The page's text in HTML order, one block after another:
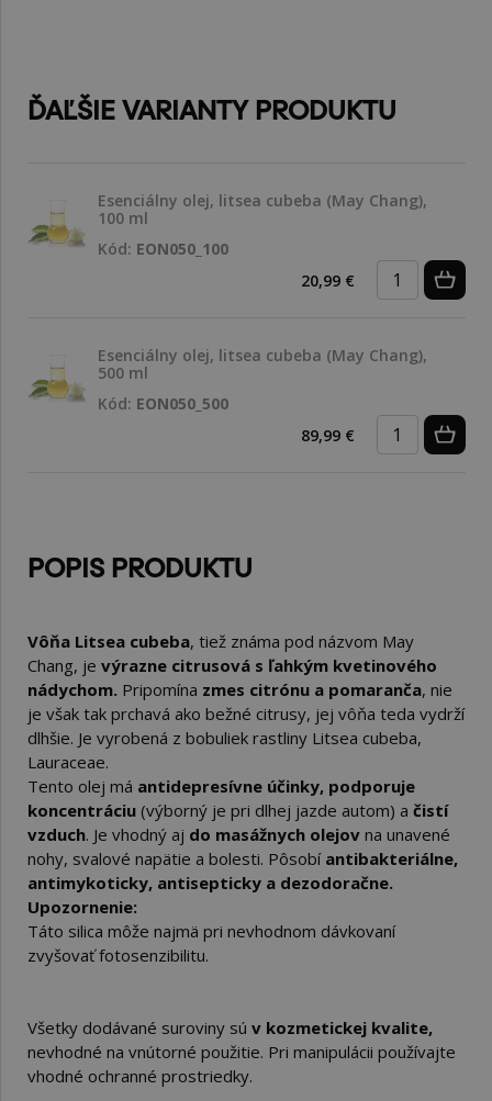
ĎAĽŠIE VARIANTY PRODUKTU
Esenciálny olej, litsea cubeba (May Chang),
100 ml
Kód: EON050_100
20,99 €
Esenciálny olej, litsea cubeba (May Chang),
500 ml
Kód: EON050_500
89,99 €
POPIS PRODUKTU
Vôňa Litsea cubeba, tiež známa pod názvom May
Chang, je výrazne citrusová s ľahkým kvetinového
nádychom. Pripomína zmes citrónu a pomaranča, nie
je však tak prchavá ako bežné citrusy, jej vôňa teda vydrží
dlhšie. Je vyrobená z bobuliek rastliny Litsea cubeba,
Lauraceae.
Tento olej má antidepresívne účinky, podporuje
koncentráciu (výborný je pri dlhej jazde autom) a čistí
vzduch. Je vhodný aj do masážnych olejov na unavené
nohy, svalové napätie a bolesti. Pôsobí antibakteriálne,
antimykoticky, antisepticky a dezodoračne.
Upozornenie:
Táto silica môže najmä pri nevhodnom dávkovaní
zvyšovať fotosenzibilitu.
Všetky dodávané suroviny sú v kozmetickej kvalite,
nevhodné na vnútorné použitie. Pri manipulácii používajte
vhodné ochranné prostriedky.